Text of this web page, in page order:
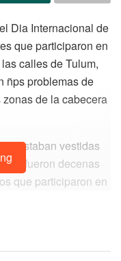
Dia Internacional de
que participaron en
calles de Tulum,
ñps problemas de
de la cabecera
estaban vestidas
fueron decenas
que participaron en